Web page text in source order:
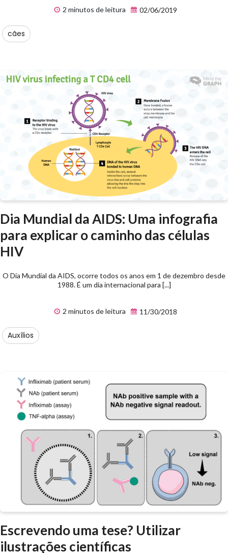
2 minutos de leitura 02/06/2019
cães
Dia Mundial da AIDS: Uma infografia
para explicar o caminho das células
HIV
O Dia Mundial da AIDS, ocorre todos os anos em 1 de dezembro desde
1988. É um dia internacional para [...]
2 minutos de leitura 11/30/2018
Auxílios
Escrevendo uma tese? Utilizar
ilustrações científicas